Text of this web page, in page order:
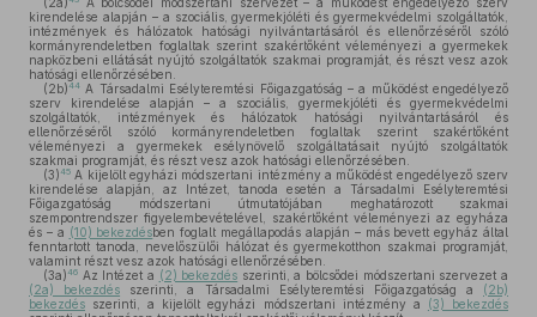
kirendelése alapján – a szociális, gyermekjóléti és gyermekvédelmi szolgáltatók,
intézmények és hálózatok hatósági nyilvántartásáról és ellenőrzéséről szóló
kormányrendeletben foglaltak szerint szakértőként véleményezi a gyermekek
napközbeni ellátását nyújtó szolgáltatók szakmai programját, és részt vesz azok
hatósági ellenőrzésében.
(2b)44 A Társadalmi Esélyteremtési Főigazgatóság – a működést engedélyező
szerv kirendelése alapján – a szociális, gyermekjóléti és gyermekvédelmi
szolgáltatók, intézmények és hálózatok hatósági nyilvántartásáról és
ellenőrzéséről szóló kormányrendeletben foglaltak szerint szakértőként
véleményezi a gyermekek esélynövelő szolgáltatásait nyújtó szolgáltatók
szakmai programját, és részt vesz azok hatósági ellenőrzésében.
(3)45 A kijelölt egyházi módszertani intézmény a működést engedélyező szerv
kirendelése alapján, az Intézet, tanoda esetén a Társadalmi Esélyteremtési
Főigazgatóság módszertani útmutatójában meghatározott szakmai
szempontrendszer figyelembevételével, szakértőként véleményezi az egyháza
és – a (10) bekezdésben foglalt megállapodás alapján – más bevett egyház által
fenntartott tanoda, nevelőszülői hálózat és gyermekotthon szakmai programját,
valamint részt vesz azok hatósági ellenőrzésében.
(3a)46 Az Intézet a (2) bekezdés szerinti, a bölcsődei módszertani szervezet a
(2a) bekezdés szerinti, a Társadalmi Esélyteremtési Főigazgatóság a (2b)
bekezdés szerinti, a kijelölt egyházi módszertani intézmény a (3) bekezdés